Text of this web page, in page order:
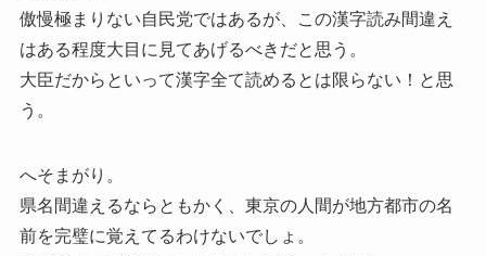
傲慢極まりない自民党ではあるが、この漢字読み間違え
はある程度大目に見てあげるべきだと思う。
大臣だからといって漢字全て読めるとは限らない！と思
う。
へそまがり。
県名間違えるならともかく、東京の人間が地方都市の名
前を完璧に覚えてるわけないでしょ。